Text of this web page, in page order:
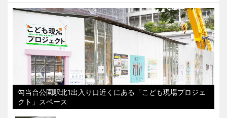
勾当台公園駅北1出入り口近くにある「こども現場プロジェ
クト」スペース